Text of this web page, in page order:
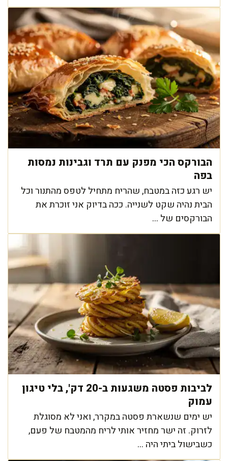
הבורקס הכי מפנק עם תרד וגבינות נמסות
בפה
יש רגע כזה במטבח, שהריח מתחיל לטפס מהתנור וכל
הבית נהיה שקט לשנייה. ככה בדיוק אני זוכרת את
הבורקסים של ...
לביבות פסטה משגעות ב-20 דק', בלי טיגון
עמוק
יש ימים שנשארת פסטה במקרר, ואני לא מסוגלת
לזרוק. זה ישר מחזיר אותי לריח מהמטבח של פעם,
כשבישול ביתי היה ...